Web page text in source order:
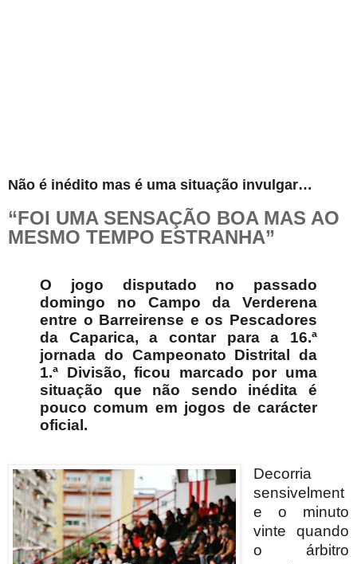
Não é inédito mas é uma situação invulgar…
“FOI UMA SENSAÇÃO BOA MAS AO
MESMO TEMPO ESTRANHA”
O jogo disputado no passado
domingo no Campo da Verderena
entre o Barreirense e os Pescadores
da Caparica, a contar para a 16.ª
jornada do Campeonato Distrital da
1.ª Divisão, ficou marcado por uma
situação que não sendo inédita é
pouco comum em jogos de carácter
oficial.
Decorria
sensivelment
e o minuto
vinte quando
o árbitro